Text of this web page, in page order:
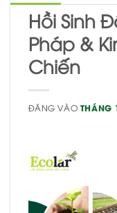
Hồi Sinh
Pháp &
Chiến
ĐĂNG VÀO THÁNG